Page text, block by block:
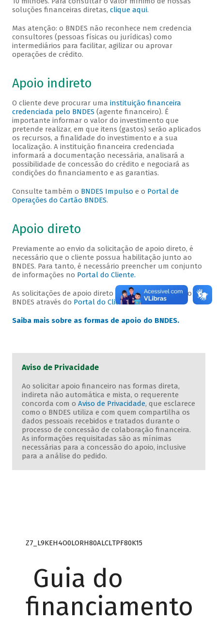
soluções financeiras diretas, clique aqui.
Mas atenção: o BNDES não reconhece nem credencia
consultores (pessoas físicas ou jurídicas) como
intermediários para facilitar, agilizar ou aprovar
operações de crédito.
Apoio indireto
O cliente deve procurar uma instituição financeira
credenciada pelo BNDES (agente financeiro). É
importante informar o valor do investimento que
pretende realizar, em que itens (gastos) serão aplicados
os recursos, a finalidade do investimento e a sua
localização. A instituição financeira credenciada
informará a documentação necessária, analisará a
possibilidade de concessão do crédito e negociará as
condições do financiamento e as garantias.
Consulte também o BNDES Impulso e o Portal de
Operações do Cartão BNDES.
Apoio direto
Previamente ao envio da solicitação de apoio direto, é
necessário que o cliente possua habilitação junto ao
BNDES. Para tanto, é necessário preencher um conjunto
de informações no Portal do Cliente.
As solicitações de apoio direto devem ser enviadas ao
BNDES através do Portal do Cliente.
Saiba mais sobre as formas de apoio do BNDES.
Aviso de Privacidade
Ao solicitar apoio financeiro nas formas direta,
indireta não automática e mista, o requerente
concorda com o Aviso de Privacidade, que esclarece
como o BNDES utiliza e com quem compartilha os
dados pessoais recebidos e tratados durante o
processo de concessão de colaboração financeira.
As informações requisitadas são as mínimas
necessárias para a concessão do apoio, inclusive
para a análise do pedido.
Z7_L9KEH4O0LORH80ALCLTPF80K15
Guia do
financiamento